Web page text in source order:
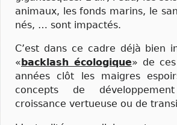
animaux, les fonds marins, le
nés, … sont impactés.
C’est dans ce cadre déjà bien
« backlash écologique» de
années clôt les maigres
concepts de
croissance vertueuse ou de